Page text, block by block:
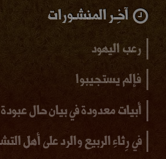
آخِـر المنشـورات
رعب اليهود
فإلم يستجيبوا
أبيات معدودة في بيان حال عبودة
في رِثاءِ الربيع والرد على أهل